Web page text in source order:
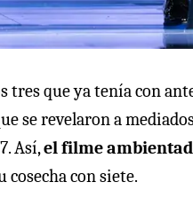
tres que ya tenía con
se revelaron a
Así,el filme
con siete.